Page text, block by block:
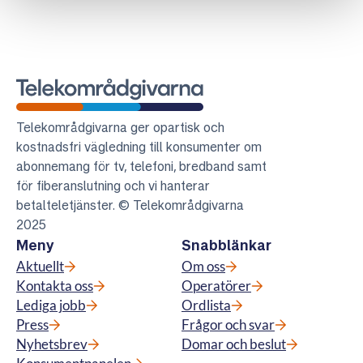
Telekområdgivarna
Telekområdgivarna ger opartisk och
kostnadsfri vägledning till konsumenter om
abonnemang för tv, telefoni, bredband samt
för fiberanslutning och vi hanterar
betalteletjänster. © Telekområdgivarna
2025
Meny
Aktuellt
Kontakta oss
Lediga jobb
Press
Nyhetsbrev
Snabblänkar
Om oss
Operatörer
Ordlista
Frågor och svar
Domar och beslut